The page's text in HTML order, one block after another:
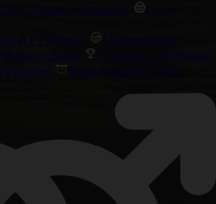
THC Gehalte Wietzaadjes
Hoge
F1 Hybrids
Ontspannende
Zaden
Cannabis Cup Winaars
Beste Smaak & Aroma